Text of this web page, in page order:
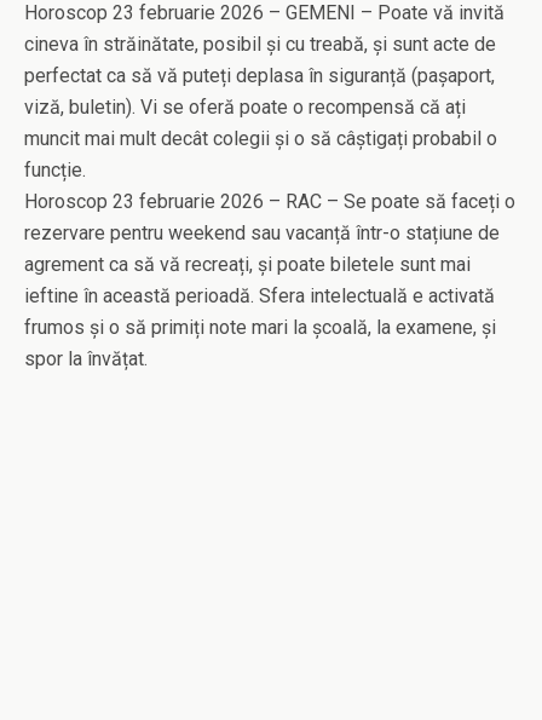
Horoscop 23 februarie 2026 – GEMENI – Poate vă invită
cineva în străinătate, posibil și cu treabă, și sunt acte de
perfectat ca să vă puteți deplasa în siguranță (pașaport,
viză, buletin). Vi se oferă poate o recompensă că ați
muncit mai mult decât colegii și o să câștigați probabil o
funcție.
Horoscop 23 februarie 2026 – RAC – Se poate să faceți o
rezervare pentru weekend sau vacanță într-o stațiune de
agrement ca să vă recreați, și poate biletele sunt mai
ieftine în această perioadă. Sfera intelectuală e activată
frumos și o să primiți note mari la școală, la examene, și
spor la învățat.